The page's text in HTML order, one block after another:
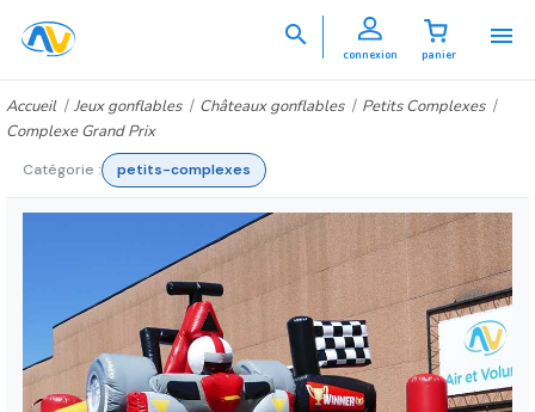

panier
connexion

Accueil Jeux gonflables Châteaux gonflables
Petits Complexes
Complexe Grand Prix
Catégorie : petits-complexes